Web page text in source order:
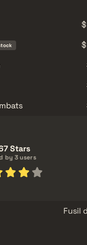
Stars
by 3 users
Fusil